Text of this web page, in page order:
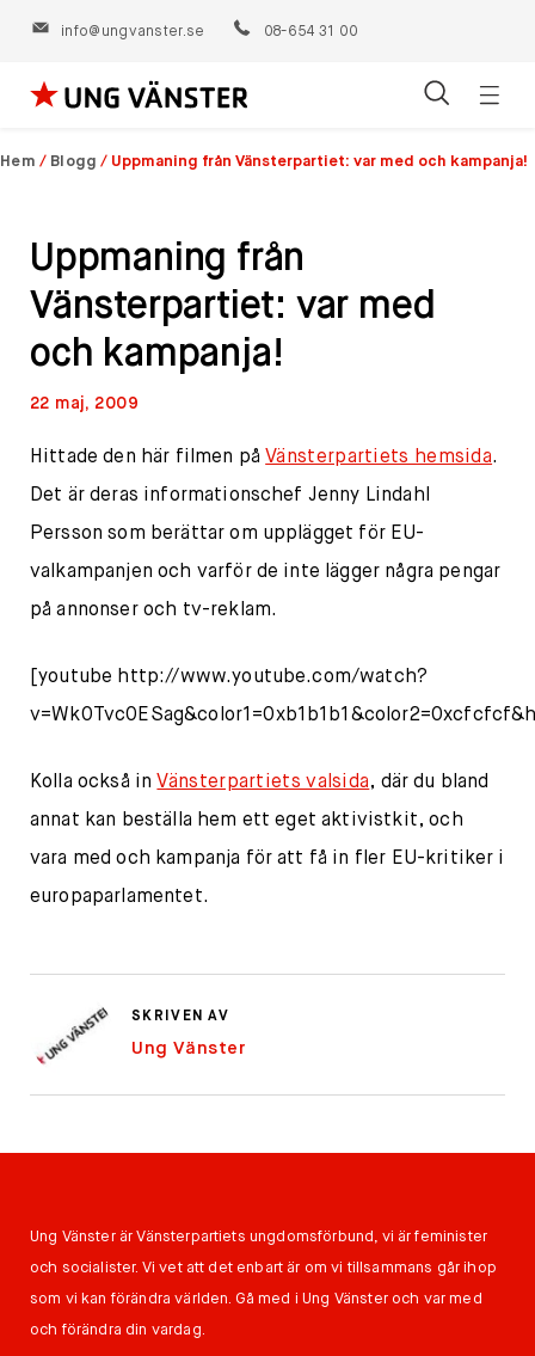
info@ungvanster.se 08-654 31 00
Hoppa
till
Hem / Blogg / Uppmaning från Vänsterpartiet: var med och kampanja!
Uppmaning från
Vänsterpartiet: var med
och kampanja!
22 maj, 2009
Hittade den här filmen på Vänsterpartiets hemsida.
Det är deras informationschef Jenny Lindahl
Persson som berättar om upplägget för EU-
valkampanjen och varför de inte lägger några pengar
på annonser och tv-reklam.
[youtube http://www.youtube.com/watch?
Kolla också in Vänsterpartiets valsida, där du bland
annat kan beställa hem ett eget aktivistkit, och
vara med och kampanja för att få in fler EU-kritiker i
europaparlamentet.
SKRIVEN AV
Ung Vänster
Ung Vänster är Vänsterpartiets ungdomsförbund, vi är feminister
och socialister. Vi vet att det enbart är om vi tillsammans går ihop
som vi kan förändra världen. Gå med i Ung Vänster och var med
och förändra din vardag.